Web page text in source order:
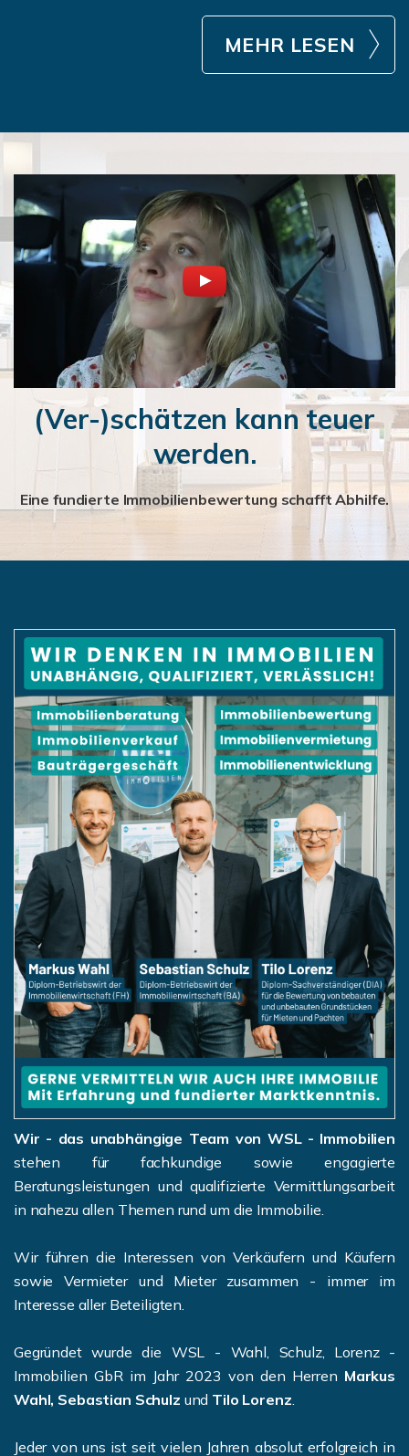
MEHR LESEN
(Ver-)schätzen kann teuer
werden.
Eine fundierte Immobilienbewertung schafft Abhilfe.
Wir - das unabhängige Team von WSL - Immobilien
stehen für fachkundige sowie engagierte
Beratungsleistungen und qualifizierte Vermittlungsarbeit
in nahezu allen Themen rund um die Immobilie.
Wir führen die Interessen von Verkäufern und Käufern
sowie Vermieter und Mieter zusammen - immer im
Interesse aller Beteiligten.
Gegründet wurde die WSL - Wahl, Schulz, Lorenz -
Immobilien GbR im Jahr 2023 von den Herren Markus
Wahl, Sebastian Schulz und Tilo Lorenz.
Jeder von uns ist seit vielen Jahren absolut erfolgreich in